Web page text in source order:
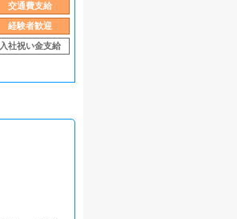
交通費支給
経験者歓迎
入社祝い金支給